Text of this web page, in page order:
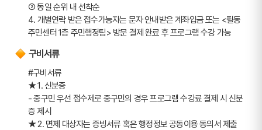
➁ 동일 순위 내 선착순
4. 개별연락 받은 접수가능자는 문자 안내받은 계좌입금 또는 <필동
주민센터 1층 주민행정팀> 방문 결제 완료 후 프로그램 수강 가능
구비서류
#구비서류
★ 1. 신분증
- 중구민 우선 접수제로 중구민의 경우 프로그램 수강료 결제 시 신분
증 제시
★ 2. 면제 대상자는 증빙서류 혹은 행정정보 공동이용 동의서 제출